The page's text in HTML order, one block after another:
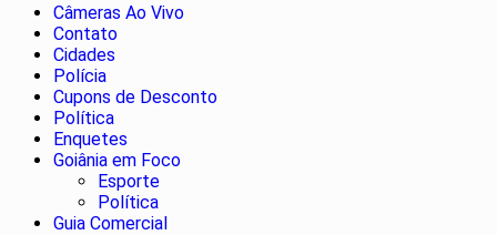
Câmeras Ao Vivo
Contato
Cidades
Polícia
Cupons de Desconto
Política
Enquetes
Goiânia em Foco
Esporte
Política
Guia Comercial